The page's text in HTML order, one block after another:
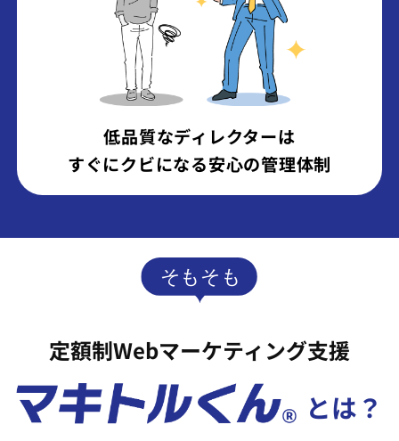
低品質なディレクターは
すぐにクビになる安心の管理体制
定額制Webマーケティング支援
とは？